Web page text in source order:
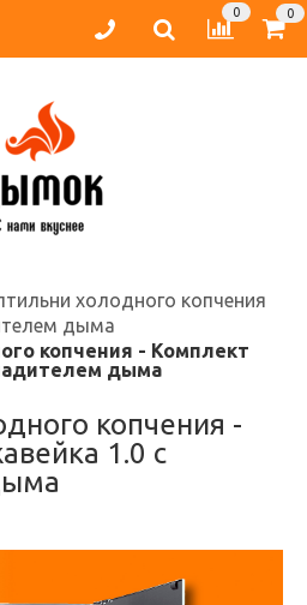
0 0
холодного копчения
дыма
копчения - Комплект
дыма
копчения -
1.0 с